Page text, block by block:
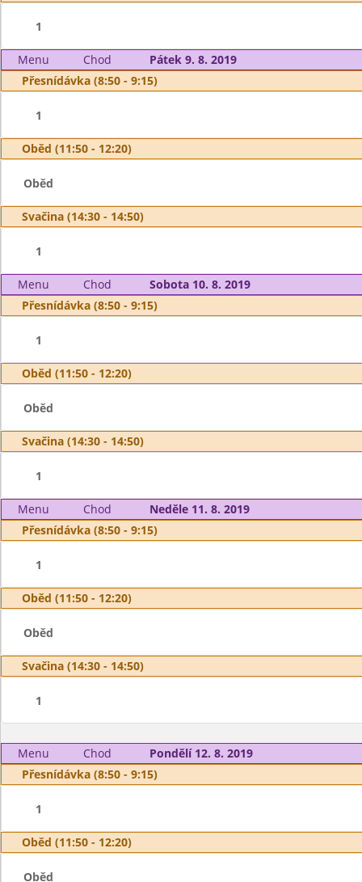
1
Menu Chod
Pátek 9. 8. 2019
Přesnídávka (8:50 - 9:15)
1
Oběd (11:50 - 12:20)
Oběd
Svačina (14:30 - 14:50)
1
Menu Chod
Sobota 10. 8. 2019
Přesnídávka (8:50 - 9:15)
1
Oběd (11:50 - 12:20)
Oběd
Svačina (14:30 - 14:50)
1
Menu Chod
Neděle 11. 8. 2019
Přesnídávka (8:50 - 9:15)
1
Oběd (11:50 - 12:20)
Oběd
Svačina (14:30 - 14:50)
1
Menu Chod
Pondělí 12. 8. 2019
Přesnídávka (8:50 - 9:15)
1
Oběd (11:50 - 12:20)
Oběd